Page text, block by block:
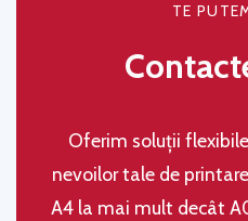
TE
Oferim soluţii
nevoilor tale de
A4 la mai mult decât